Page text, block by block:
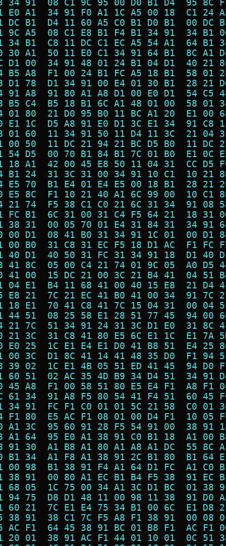
34 91  08 C1 9C 95 00 D0 B1 D4  95
E0 A1  34 91 F0 A1 1C A5 00 18  C1
DC B1  D4 11 60 A5 C0 B1 D0 B1  00
9C A5  08 C1 E8 B1 F4 B1 34 91  34
34 B1  C8 11 DC C1 EC A5 54 A1  64
30 A1  50 11 E0 C1 34 91 64 B1  8C
D1 00  34 91 48 01 24 B1 04 D1  40
B5 A8  F1 00 24 B1 FC A5 18 B1  58
D1 78  D1 34 91 00 E4 01 30 B1  28
91 A8  91 80 A1 A8 D1 00 E0 D1  54
B5 C4  B5 18 B1 6C A1 48 01 00  58
01 80  21 D0 95 B0 11 BC A1 20  E1
E1 1C  D5 A8 91 E0 D1 3C E1 34  91
01 60  11 34 91 50 11 D4 11 3C  21
00 50  11 DC 21 94 21 BC D5 B0  11
54 D5  00 70 B1 84 B1 7C 01 B0  E1
18 A1  42 00 45 E8 50 11 04 31  CC
B1 24  31 3C 31 00 34 91 10 C1  10
E5 70  B1 E4 01 E4 E5 00 18 B1  28
E5 8C  F1 10 21 40 A1 6C 99 00  10
21 74  F5 38 C1 C0 21 6C 31 34  91
FC B1  6C 31 00 31 C4 F5 64 21  18
38 31  00 05 70 01 E4 31 84 31  34
00 D1  08 41 B0 31 34 91 1C 01  00
00 B0  31 C8 31 EC F5 18 D1 AC  F1
40 D1  40 50 31 FC 31 34 91 18  D1
41 8C  05 00 C4 21 74 01 9C 05  A0
41 00  15 DC 21 00 3C 21 B4 41  04
04 E1  B4 11 68 41 00 40 15 E8  21
E8 21  7C 21 EC 41 B0 41 00 34  91
18 E1  70 41 C8 41 7C 15 04 31  00
44 51  08 25 58 E1 28 51 77 45  94
21 7C  51 34 91 24 31 3C D1 E0  31
21 3C  31 C8 41 80 E5 6C E1 1C  E1
E0 25  1C E1 E4 E1 D0 41 B8 51  E4
00 3C  D1 8C 41 14 41 48 35 D0  F1
39 02  1C E1 4B 05 51 ED 41 45  94
60 51  02 AC 35 4D B9 34 D4 51  34
45 A8  F1 00 58 51 80 E5 E4 F1  A8
61 34  91 A8 F5 80 54 41 F4 51  60
34 91  FC F1 C0 01 01 5C 21 58  C0
F1 80  E5 AC F1 08 01 00 D4 F1  10
A1 3C  95 60 91 28 F5 54 91 00  38
A1 64  95 E0 A1 38 91 C0 B1 18  A1
91 30  A1 B8 A1 80 A1 A8 A1 DC  55
B1 34  A1 F8 A1 38 91 2C B1 80  B1
00 98  B1 38 91 F4 A1 64 D1 FC  A1
38 91  00 80 A1 EC B1 B4 F5 38  91
68 05  1C 75 00 34 A1 3C D1 BC  01
94 75  D8 D1 48 11 00 98 11 38  91
60 21  7C E1 E4 75 34 B1 00 6C  E1
38 91  38 C1 7C F5 A8 F1 38 91  00
AC F1  64 45 38 91 BC 01 B8 F1  AC
20 01  38 91 AC F1 44 01 10 01  0C